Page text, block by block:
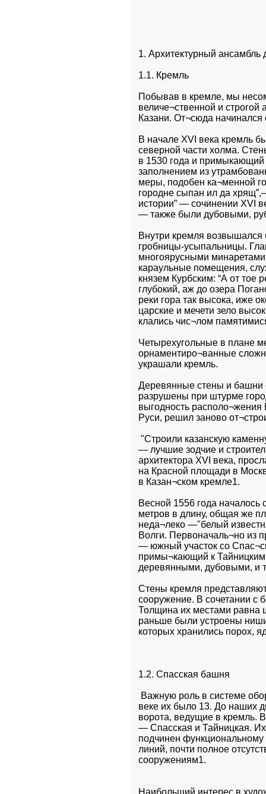
1. Архитектурный ансамбль
1.1. Кремль
Побывав в кремле, мы
величе¬ственной и
Казани. От¬сюда
В начале XVI века кремль
северной части холма.
в 1530 года и примыкающий
заполнением из
меры, подобен ка¬менной
городне сыпан ил да
истории” — сочинении XVI
— также были дубовыми,
Внутри кремля возвышался
гробницы-усыпальницы.
многоярусными
караульные помещения,
князем Курбским: “А от тое
глубокий, аж до озера
реки гора так высока, иже
царские и мечети зело
клались чис¬лом
Четырехугольные в плане
орнаментиро¬ванные
украшали кремль.
Деревянные стены и башни
разрушены при штурме
выгодность
Руси, решил заново
"Строили казанскую
— лучшие зодчие и
архитектора XVI века,
на Красной площади в
в Казан¬ском кремле1.
Весной 1556 года началось
метров в длину, общая же
неда¬леко —"белый
Волги. Первоначаль¬но из
— южный участок со
примы¬кающий к
деревянными, дубовыми, и
Стены кремля
сооружение. В сочетании
Толщина их местами равна
раньше были устроены
которых хранились пopox,
1.2. Спасская башня
Важную роль в системе
веке их было 13. До наших
ворота, ведущие в кремль.
— Спасская и Тайницкая. Их
подчинен функциональному
линий, почти полное